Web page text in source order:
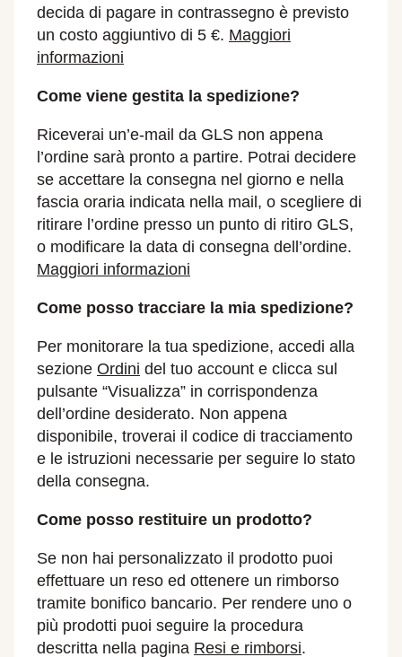
decida di pagare in contrassegno è previsto
un costo aggiuntivo di 5 €. Maggiori
informazioni
Come viene gestita la spedizione?
Riceverai un’e-mail da GLS non appena
l’ordine sarà pronto a partire. Potrai decidere
se accettare la consegna nel giorno e nella
fascia oraria indicata nella mail, o scegliere di
ritirare l’ordine presso un punto di ritiro GLS,
o modificare la data di consegna dell’ordine.
Maggiori informazioni
Come posso tracciare la mia spedizione?
Per monitorare la tua spedizione, accedi alla
sezione Ordini del tuo account e clicca sul
pulsante “Visualizza” in corrispondenza
dell’ordine desiderato. Non appena
disponibile, troverai il codice di tracciamento
e le istruzioni necessarie per seguire lo stato
della consegna.
Come posso restituire un prodotto?
Se non hai personalizzato il prodotto puoi
effettuare un reso ed ottenere un rimborso
tramite bonifico bancario. Per rendere uno o
più prodotti puoi seguire la procedura
descritta nella pagina Resi e rimborsi.